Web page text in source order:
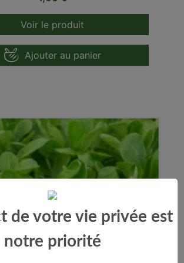
Voir le produit
Ajouter au panier
de votre vie privée est
notre priorité